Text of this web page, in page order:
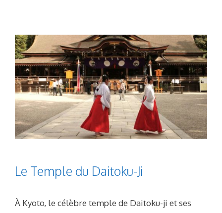
Le Temple du Daitoku-Ji
À Kyoto, le célèbre temple de Daitoku-ji et ses